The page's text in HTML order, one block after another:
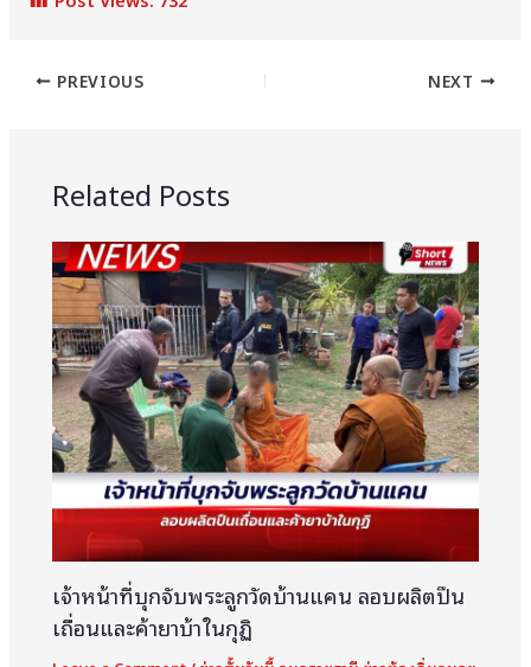
PREVIOUS NEXT
Related Posts
เจ้าหน้าที่บุกจับพระลูกวัดบ้านแคน ลอบผลิตปืน
เถื่อนและค้ายาบ้าในกุฏิ